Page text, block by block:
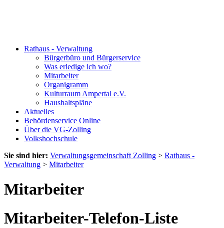
Rathaus - Verwaltung
Bürgerbüro und Bürgerservice
Was erledige ich wo?
Mitarbeiter
Organigramm
Kulturraum Ampertal e.V.
Haushaltspläne
Aktuelles
Behördenservice Online
Über die VG-Zolling
Volkshochschule
Sie sind hier: Verwaltungsgemeinschaft Zolling > Rathaus -
Verwaltung > Mitarbeiter
Mitarbeiter
Mitarbeiter-Telefon-Liste